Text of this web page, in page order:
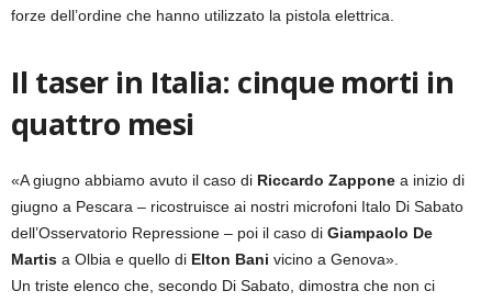
forze dell’ordine che hanno utilizzato la pistola elettrica.
Il taser in Italia: cinque morti in
quattro mesi
«A giugno abbiamo avuto il caso di Riccardo Zappone a inizio di
giugno a Pescara – ricostruisce ai nostri microfoni Italo Di Sabato
dell’Osservatorio Repressione – poi il caso di Giampaolo De
Martis a Olbia e quello di Elton Bani vicino a Genova».
Un triste elenco che, secondo Di Sabato, dimostra che non ci